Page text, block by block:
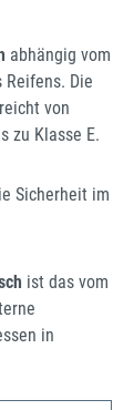
abhängig vom
Reifens. Die
von
zu Klasse E.
Sicherheit im
ist das vom
in